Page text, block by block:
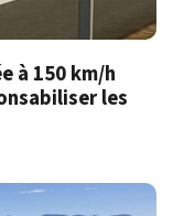
à 150 km/h
les